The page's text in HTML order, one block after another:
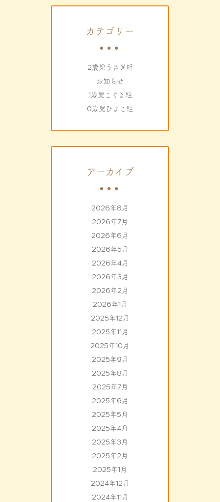
カテゴリー
2歳児うさぎ組
お知らせ
1歳児こぐま組
0歳児ひよこ組
アーカイブ
2026年8月
2026年7月
2026年6月
2026年5月
2026年4月
2026年3月
2026年2月
2026年1月
2025年12月
2025年11月
2025年10月
2025年9月
2025年8月
2025年7月
2025年6月
2025年5月
2025年4月
2025年3月
2025年2月
2025年1月
2024年12月
2024年11月